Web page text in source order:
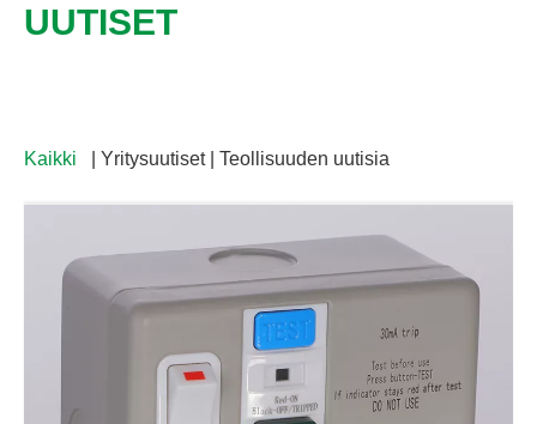
UUTISET
Kaikki | Yritysuutiset | Teollisuuden uutisia